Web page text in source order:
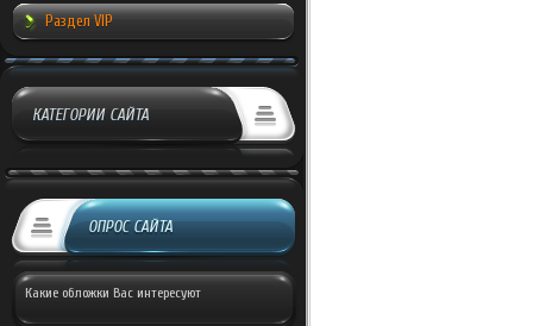
Раздел VIP
КАТЕГОРИИ САЙТА
ОПРОС САЙТА
Какие обложки Вас интересуют